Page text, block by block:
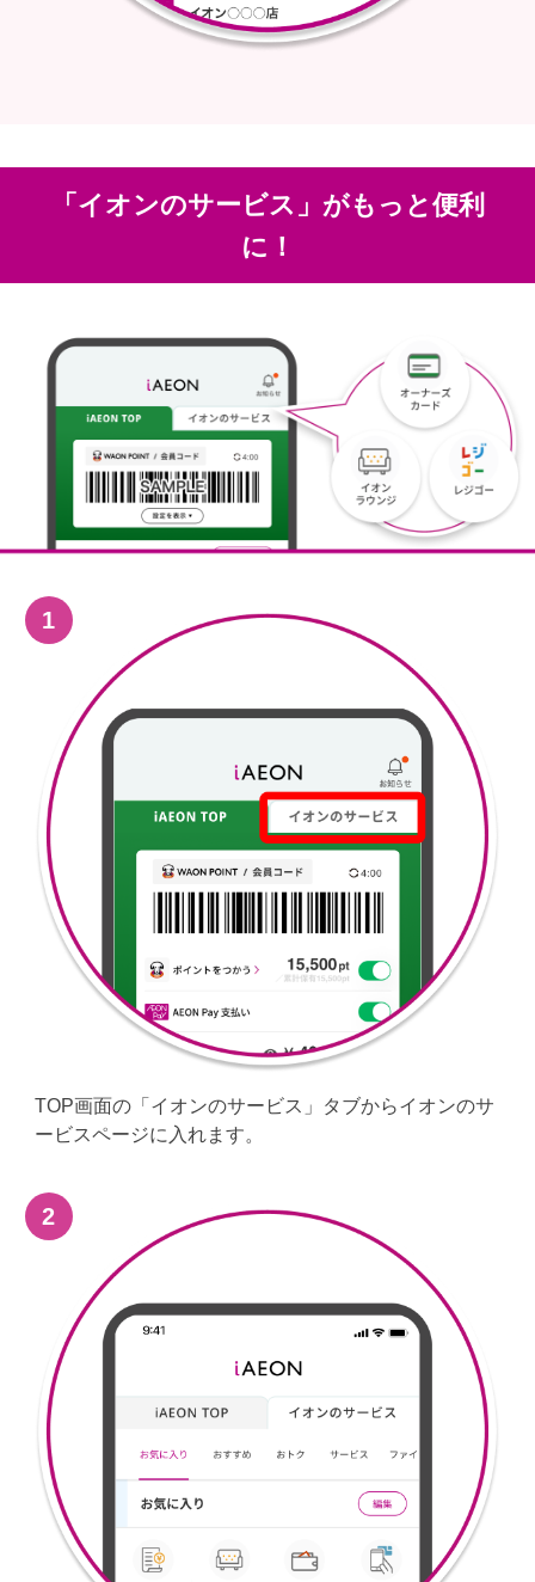
「イオンのサービス」がもっと便利
に！
1
TOP画面の「イオンのサービス」タブからイオンのサ
ービスページに入れます。
2